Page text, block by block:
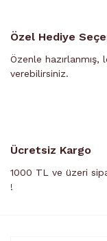
Özel Hediye
Özenle
verebilirsiniz.
Ücretsiz Kargo
1000 TL ve üzeri
!